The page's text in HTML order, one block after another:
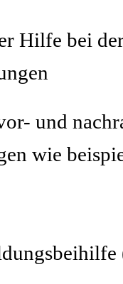
Hilfe bei
und
wie